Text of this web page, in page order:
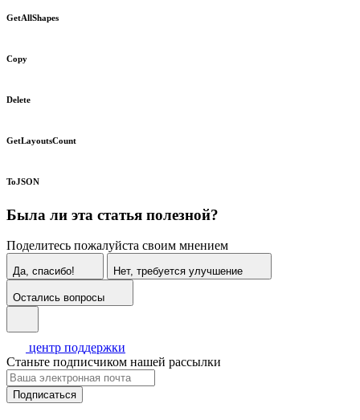
GetAllShapes
Copy
Delete
GetLayoutsCount
ToJSON
Была ли эта статья полезной?
Поделитесь пожалуйста своим мнением
Да, спасибо! Нет, требуется улучшение
Остались вопросы
центр поддержки
Станьте подписчиком нашей рассылки
Подписаться